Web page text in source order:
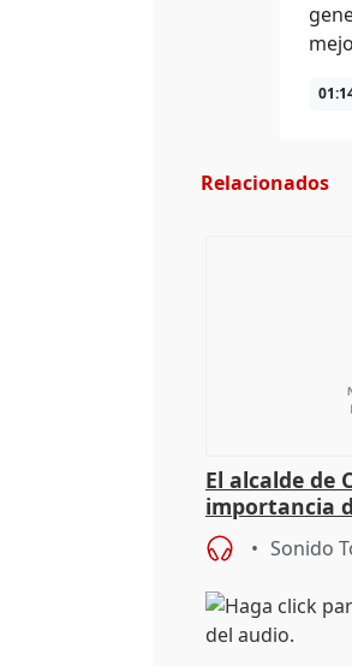
Relacionados
El alcalde de
importancia
culturales a
Sonido